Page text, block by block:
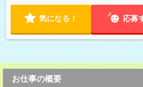
気になる！ 応募
お仕事の概要